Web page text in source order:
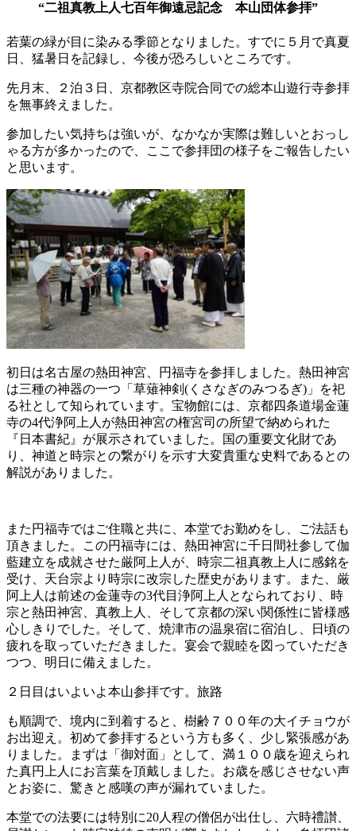
“二祖真教上人七百年御遠忌記念 本山団体参拝”
若葉の緑が目に染みる季節となりました。すでに５月で真夏
日、猛暑日を記録し、今後が恐ろしいところです。
先月末、２泊３日、京都教区寺院合同での総本山遊行寺参拝
を無事終えました。
参加したい気持ちは強いが、なかなか実際は難しいとおっし
ゃる方が多かったので、ここで参拝団の様子をご報告したい
と思います。
初日は名古屋の熱田神宮、円福寺を参拝しました。熱田神宮
は三種の神器の一つ「草薙神剣(くさなぎのみつるぎ)」を祀
る社として知られています。宝物館には、京都四条道場金蓮
寺の4代浄阿上人が熱田神宮の権宮司の所望で納められた
『日本書紀』が展示されていました。国の重要文化財であ
り、神道と時宗との繋がりを示す大変貴重な史料であるとの
解説がありました。
また円福寺ではご住職と共に、本堂でお勤めをし、ご法話も
頂きました。この円福寺には、熱田神宮に千日間社参して伽
藍建立を成就させた厳阿上人が、時宗二祖真教上人に感銘を
受け、天台宗より時宗に改宗した歴史があります。また、厳
阿上人は前述の金蓮寺の3代目浄阿上人となられており、時
宗と熱田神宮、真教上人、そして京都の深い関係性に皆様感
心しきりでした。そして、焼津市の温泉宿に宿泊し、日頃の
疲れを取っていただきました。宴会で親睦を図っていただき
つつ、明日に備えました。
２日目はいよいよ本山参拝です。旅路
も順調で、境内に到着すると、樹齢７００年の大イチョウが
お出迎え。初めて参拝するという方も多く、少し緊張感があ
りました。まずは「御対面」として、満１００歳を迎えられ
た真円上人にお言葉を頂戴しました。お歳を感じさせない声
とお姿に、驚きと感嘆の声が漏れていました。
本堂での法要には特別に20人程の僧侶が出仕し、六時禮讃、